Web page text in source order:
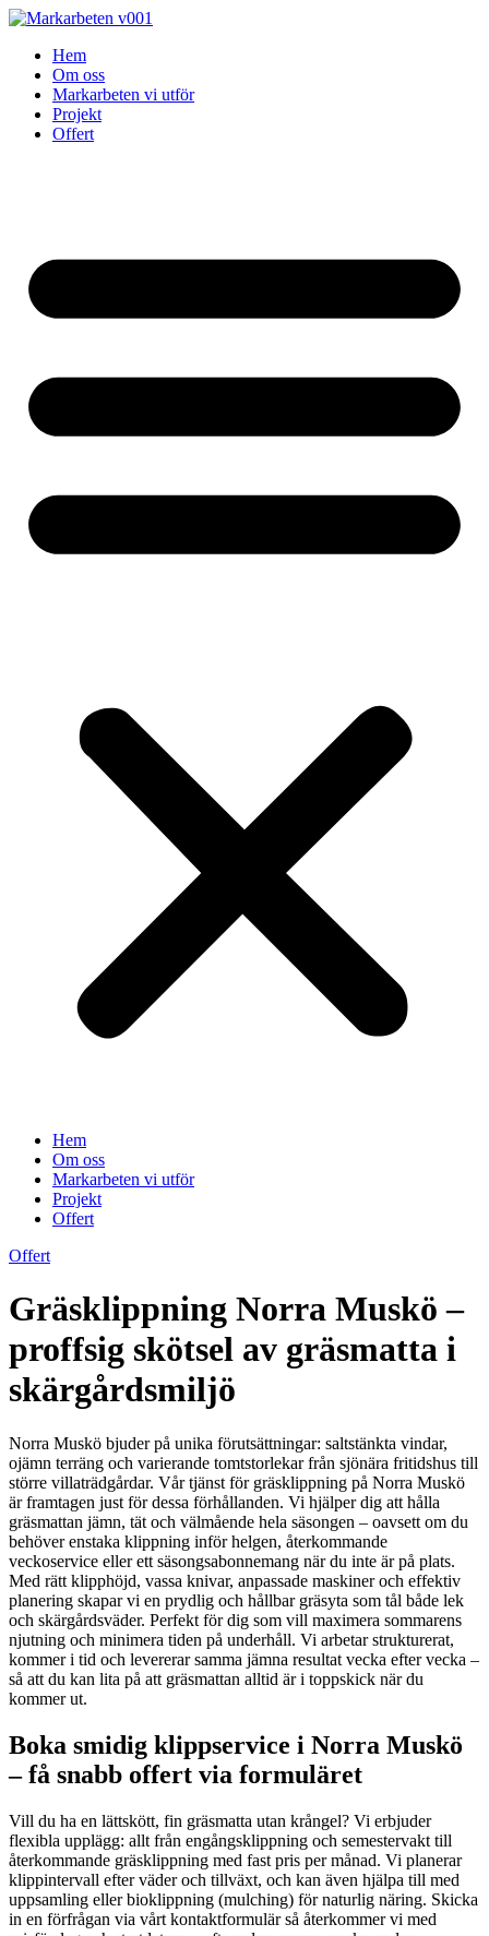
Skip
contentHem
Om oss
Markarbeten vi utför
Projekt
Offert
Hem
Om oss
Markarbeten vi utför
Projekt
Offert
Offert
Gräsklippning Norra Muskö –
proffsig skötsel av gräsmatta i
skärgårdsmiljö
Norra Muskö bjuder på unika förutsättningar: saltstänkta vindar,
ojämn terräng och varierande tomtstorlekar från sjönära fritidshus till
större villaträdgårdar. Vår tjänst för gräsklippning på Norra Muskö
är framtagen just för dessa förhållanden. Vi hjälper dig att hålla
gräsmattan jämn, tät och välmående hela säsongen – oavsett om du
behöver enstaka klippning inför helgen, återkommande
veckoservice eller ett säsongsabonnemang när du inte är på plats.
Med rätt klipphöjd, vassa knivar, anpassade maskiner och effektiv
planering skapar vi en prydlig och hållbar gräsyta som tål både lek
och skärgårdsväder. Perfekt för dig som vill maximera sommarens
njutning och minimera tiden på underhåll. Vi arbetar strukturerat,
kommer i tid och levererar samma jämna resultat vecka efter vecka –
så att du kan lita på att gräsmattan alltid är i toppskick när du
kommer ut.
Boka smidig klippservice i Norra Muskö
– få snabb offert via formuläret
Vill du ha en lättskött, fin gräsmatta utan krångel? Vi erbjuder
flexibla upplägg: allt från engångsklippning och semestervakt till
återkommande gräsklippning med fast pris per månad. Vi planerar
klippintervall efter väder och tillväxt, och kan även hjälpa till med
uppsamling eller bioklippning (mulching) för naturlig näring. Skicka
in en förfrågan via vårt kontaktformulär så återkommer vi med